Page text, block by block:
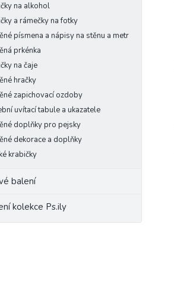
na alkohol
a rámečky na fotky
písmena a nápisy na stěnu a metr
prkénka
na čaje
hračky
zapichovací ozdoby
uvítací tabule a ukazatele
doplňky pro pejsky
dekorace a doplňky
krabičky
balení
kolekce Ps.ily